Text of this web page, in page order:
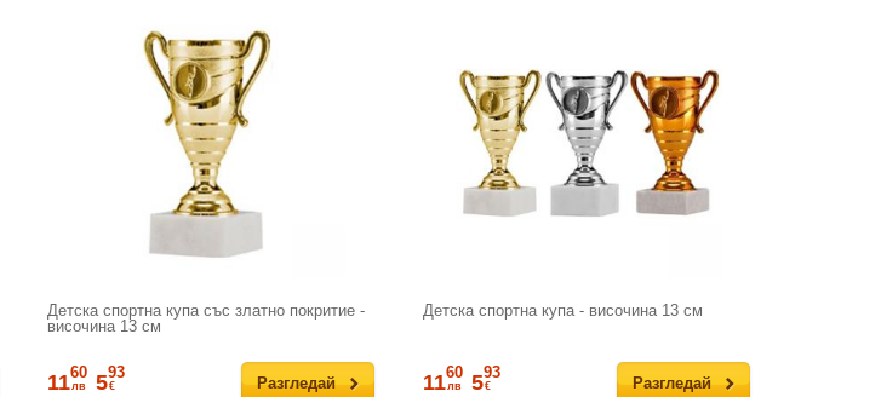
Детска спортна купа със златно покритие -
височина 13 см
Разгледай
1160
лв 593
€
Детска спортна купа - височина 13 см
Разгледай
1160
лв 593
€